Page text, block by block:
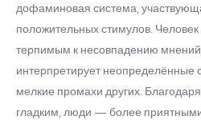
дофаминовая система,
положительных стимулов. Человек
терпимым к несовпадению
интерпретирует неопределённые
мелкие промахи других.
гладким, люди — более